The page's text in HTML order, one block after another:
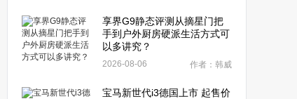
享界G9静态评测从摘星门把
手到户外厨房硬派生活方式可
以多讲究？
2026-08-06 作者：韩威
宝马新世代i3德国上市 起售价